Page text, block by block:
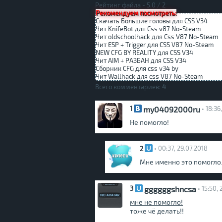
Рейтинг файла - 5.0 / 2
Рекомендуем посмотреть:
Скачать Большие головы для CSS V34
Чит KnifeBot для Css v87 No-Steam
Чит oldschoolhack для Css V87 No-Steam
Чит ESP + Trigger для CSS V87 No-Steam
NEW CFG BY REALITY для CSS V34
Чит AIM + РАЗБАН для CSS V34
Cборник CFG для css v34 by
Чит Wallhack для css V87 No-Steam
Всего комментариев: 4
1 my04092000ru •
Не помогло!
2 • 00:37, 29.07.2018
Мне именно это
3 ggggggshncsa • 15:50,
мне не помогло!
тоже чё делать!!